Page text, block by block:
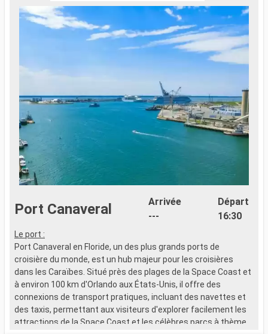
Port Canaveral
Arrivée
---
Départ
16:30
Le port :
Port Canaveral en Floride, un des plus grands ports de
croisière du monde, est un hub majeur pour les croisières
dans les Caraïbes. Situé près des plages de la Space Coast et
à environ 100 km d'Orlando aux États-Unis, il offre des
connexions de transport pratiques, incluant des navettes et
des taxis, permettant aux visiteurs d'explorer facilement les
attractions de la Space Coast et les célèbres parcs à thème